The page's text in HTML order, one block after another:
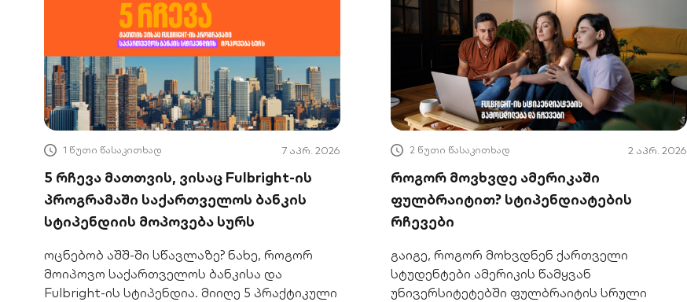
რესურსსა და შემოქმედებით გონებაზე
მოთხოვნა მუდმივად იარსებებს. იმისთვის,
რომ შენი პროფესიული უნარები
თანამედროვე ბაზარზე რელევანტური
დარჩეს, ნაკლებად შემოქმედებითი საქმე AI-
ს უნდა გადააბარო, შენი ენერგია კი ისეთ
1 წუთი წასაკითხად 7 აპრ. 2026
5 რჩევა მათთვის, ვისაც Fulbright-ის
პროგრამაში საქართველოს ბანკის
სტიპენდიის მოპოვება სურს
ოცნებობ აშშ-ში სწავლაზე? ნახე, როგორ
მოიპოვო საქართველოს ბანკისა და
Fulbright-ის სტიპენდია. მიიღე 5 პრაქტიკული
2 წუთი წასაკითხად 2 აპრ. 2026
როგორ მოვხვდე ამერიკაში
ფულბრაიტით? სტიპენდიატების
რჩევები
გაიგე, როგორ მოხვდნენ ქართველი
სტუდენტები ამერიკის წამყვან
უნივერსიტეტებში ფულბრაიტის სრული